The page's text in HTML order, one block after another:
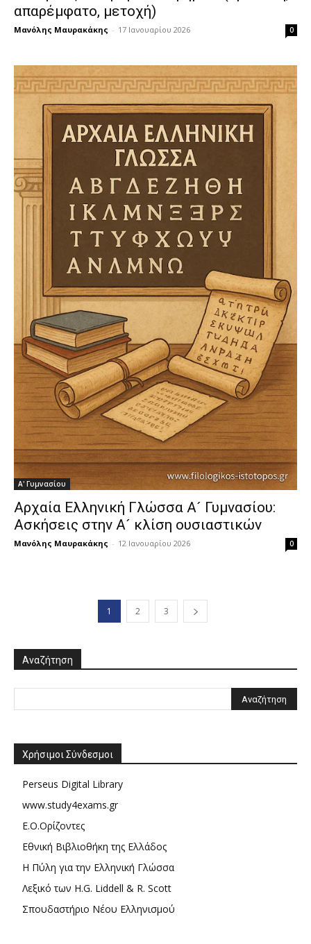
απαρέμφατο, μετοχή)
Μανόλης Μαυρακάκης - 17 Ιανουαρίου 2026 0
Α' Γυμνασίου
Αρχαία Ελληνική Γλώσσα Α´ Γυμνασίου:
Ασκήσεις στην Α´ κλίση ουσιαστικών
Μανόλης Μαυρακάκης - 12 Ιανουαρίου 2026 0
1 2 3
Αναζήτηση
Χρήσιμοι Σύνδεσμοι
Perseus Digital Library
www.study4exams.gr
Ε.Ο.Ορίζοντες
Εθνική Βιβλιοθήκη της Ελλάδος
Η Πύλη για την Ελληνική Γλώσσα
Λεξικό των H.G. Liddell & R. Scott
Σπουδαστήριο Νέου Ελληνισμού